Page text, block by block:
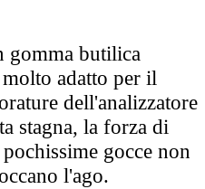
gomma butilica
adatto per il
dell'analizzatore
stagna, la forza di
gocce non
l'ago.